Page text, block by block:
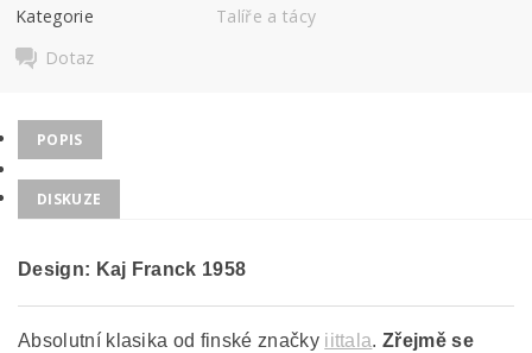
Kategorie
Talíře a tácy
Dotaz
POPIS
DISKUZE
Design: Kaj Franck 1958
Absolutní klasika od finské značky iittala.Zřejmě se